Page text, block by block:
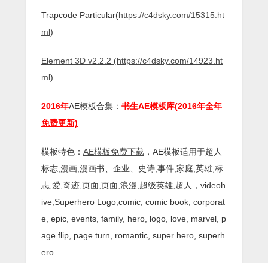
Trapcode Particular(https://c4dsky.com/15315.ht
ml)
Element 3D v2.2.2 (https://c4dsky.com/14923.ht
ml)
2016年AE模板合集： 书生AE模板库(2016年全年
免费更新)
模板特色： AE模板免费下载 ，AE模板适用于超人
标志,漫画,漫画书、企业、史诗,事件,家庭,英雄,标
志,爱,奇迹,页面,页面,浪漫,超级英雄,超人，videoh
ive,Superhero Logo,comic, comic book, corporat
e, epic, events, family, hero, logo, love, marvel, p
age flip, page turn, romantic, super hero, superh
ero